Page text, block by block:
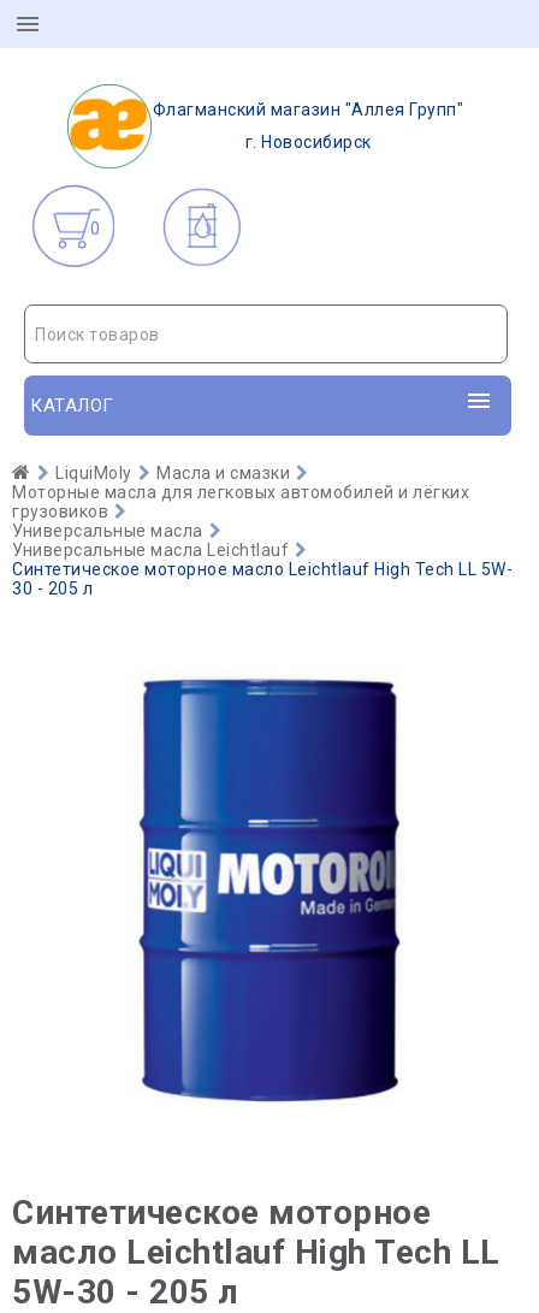
Флагманский магазин "Аллея Групп"
г. Новосибирск
0
Поиск товаров
КАТАЛОГ
LiquiMoly
Масла и смазки
Моторные масла для легковых автомобилей и лёгких
грузовиков
Универсальные масла
Универсальные масла Leichtlauf
Синтетическое моторное масло Leichtlauf High Tech LL 5W-
30 - 205 л
Синтетическое моторное
масло Leichtlauf High Tech LL
5W-30 - 205 л